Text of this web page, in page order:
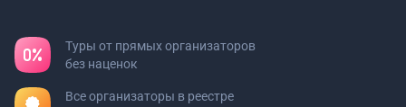
Туры от прямых организаторов
без наценок
Все организаторы в реестре